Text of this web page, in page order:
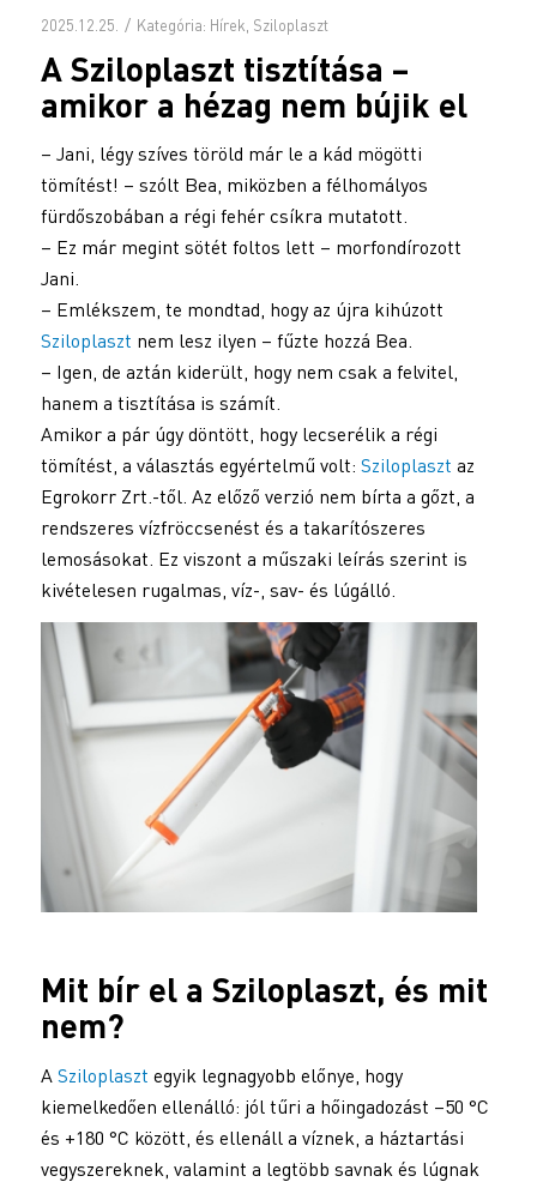
2025.12.25. / Kategória: Hírek Sziloplaszt
A Sziloplaszt tisztítása –
amikor a hézag nem bújik el
– Jani, légy szíves töröld már le a kád mögötti
tömítést! – szólt Bea, miközben a félhomályos
fürdőszobában a régi fehér csíkra mutatott.
– Ez már megint sötét foltos lett – morfondírozott
Jani.
– Emlékszem, te mondtad, hogy az újra kihúzott
Sziloplaszt nem lesz ilyen – fűzte hozzá Bea.
– Igen, de aztán kiderült, hogy nem csak a felvitel,
hanem a tisztítása is számít.
Amikor a pár úgy döntött, hogy lecserélik a régi
tömítést, a választás egyértelmű volt: Sziloplaszt az
Egrokorr Zrt.-től. Az előző verzió nem bírta a gőzt, a
rendszeres vízfröccsenést és a takarítószeres
lemosásokat. Ez viszont a műszaki leírás szerint is
kivételesen rugalmas, víz-, sav- és lúgálló.
Mit bír el a Sziloplaszt, és mit
nem?
A Sziloplaszt egyik legnagyobb előnye, hogy
kiemelkedően ellenálló: jól tűri a hőingadozást –50 °C
és +180 °C között, és ellenáll a víznek, a háztartási
vegyszereknek, valamint a legtöbb savnak és lúgnak